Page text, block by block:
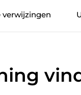
verwijzingen